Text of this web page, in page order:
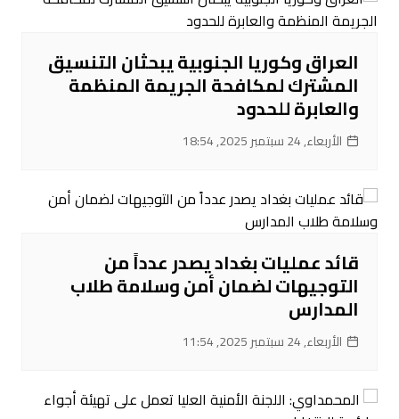
العراق وكوريا الجنوبية يبحثان التنسيق
المشترك لمكافحة الجريمة المنظمة
والعابرة للحدود
الأربعاء, 24 سبتمبر 2025, 18:54
قائد عمليات بغداد يصدر عدداً من
التوجيهات لضمان أمن وسلامة طلاب
المدارس
الأربعاء, 24 سبتمبر 2025, 11:54